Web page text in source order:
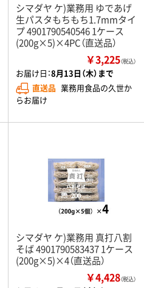
シマダヤ ケ)業務用 ゆであげ
生パスタもちもち1.7mmタイ
プ 4901790540546 1ケース
(200g×5)×4PC（直送品）
￥3,225（税込）
お届け日：8月13日（木）まで
直送品 業務用食品の久世か
らお届け
シマダヤ ケ)業務用 真打八割
そば 4901790583437 1ケース
(200g×5)×4（直送品）
￥4,428（税込）